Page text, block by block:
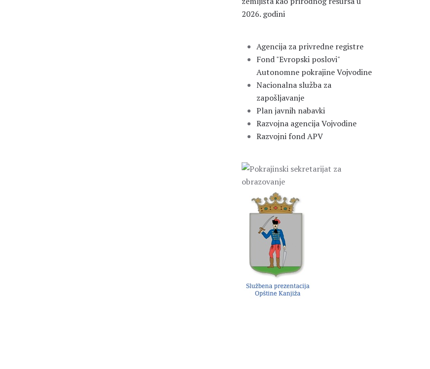
2026. godini
Agencija za privredne registre
Fond "Evropski poslovi"
Autonomne pokrajine Vojvodine
Nacionalna služba za
zapošljavanje
Plan javnih nabavki
Razvojna agencija Vojvodine
Razvojni fond APV